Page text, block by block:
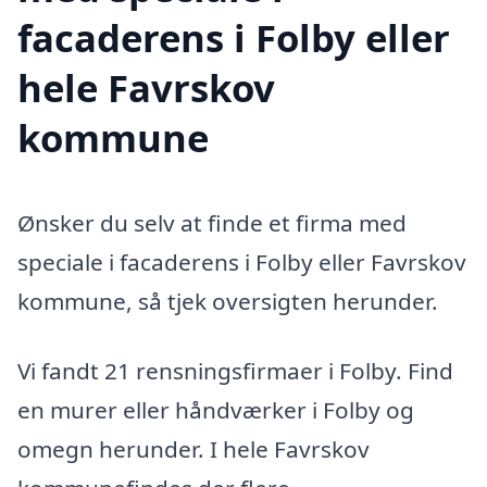
facaderens i Folby eller
hele Favrskov
kommune
Ønsker du selv at finde et firma med
speciale i facaderens i Folby eller Favrskov
kommune, så tjek oversigten herunder.
Vi fandt 21 rensningsfirmaer i Folby. Find
en murer eller håndværker i Folby og
omegn herunder. I hele Favrskov